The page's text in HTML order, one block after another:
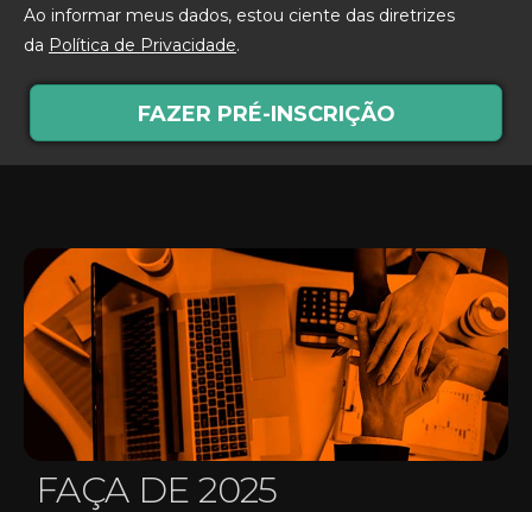
Ao informar meus dados, estou ciente das diretrizes
da Política de Privacidade.
FAZER PRÉ-INSCRIÇÃO
FAÇA DE 2025